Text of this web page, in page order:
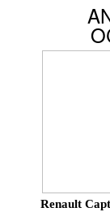
Renault